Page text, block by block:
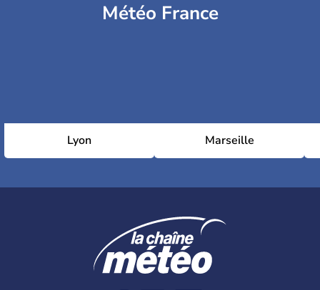
Météo France
Lyon Marseille